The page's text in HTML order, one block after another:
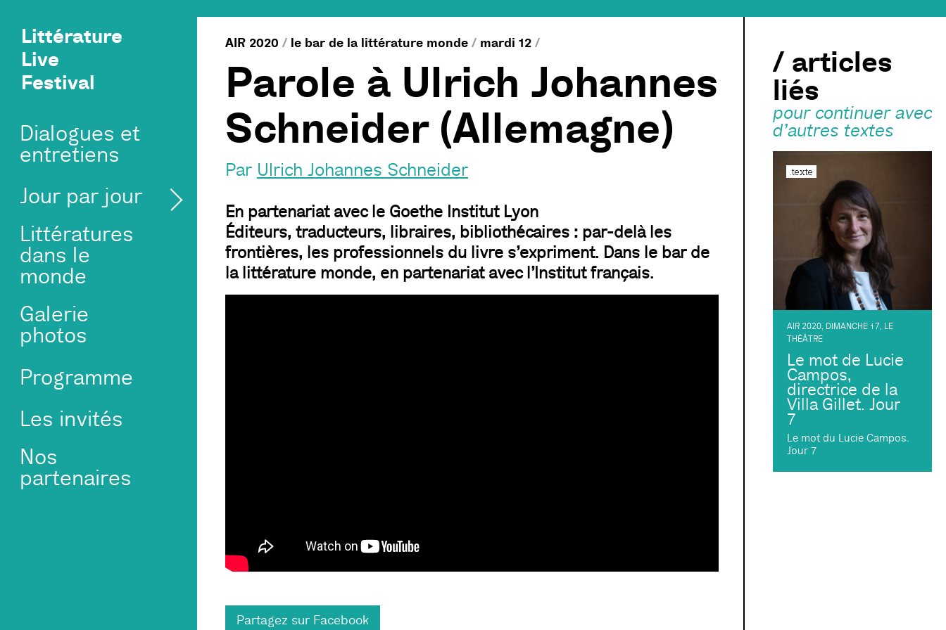
Littérature
Live
Festival
Dialogues et
entretiens
Jour par jour
Littératures
dans le
monde
Galerie
photos
Programme
Les invités
Nos
partenaires
AIR 2020 / le bar de la littérature monde / mardi 12 /
Parole à Ulrich Johannes
Schneider (Allemagne)
Par Ulrich Johannes Schneider
En partenariat avec le Goethe Institut Lyon
Éditeurs, traducteurs, libraires, bibliothécaires : par-delà les
frontières, les professionnels du livre s’expriment. Dans le bar de
la littérature monde, en partenariat avec l’Institut français.
Partagez sur Facebook
/ articles
liés
pour continuer avec
d’autres textes
.texte
AIR 2020, DIMANCHE 17, LE
THÉÂTRE
Le mot de Lucie
Campos,
directrice de la
Villa Gillet. Jour
7
Le mot du Lucie Campos.
Jour 7